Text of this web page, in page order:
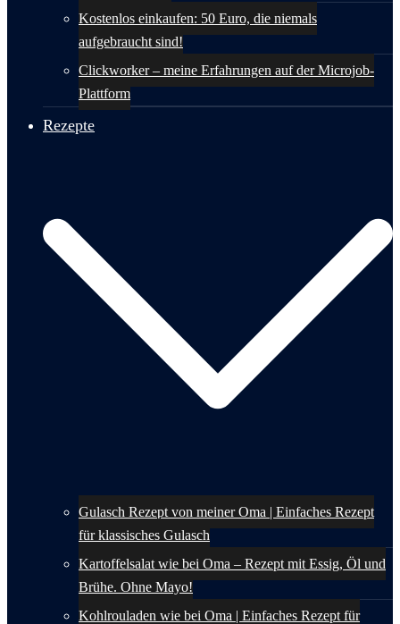
Kostenlos einkaufen: 50 Euro, die niemals
aufgebraucht sind!
Clickworker – meine Erfahrungen auf der Microjob-
Plattform
Rezepte
Gulasch Rezept von meiner Oma | Einfaches Rezept
für klassisches Gulasch
Kartoffelsalat wie bei Oma – Rezept mit Essig, Öl und
Brühe. Ohne Mayo!
Kohlrouladen wie bei Oma | Einfaches Rezept für